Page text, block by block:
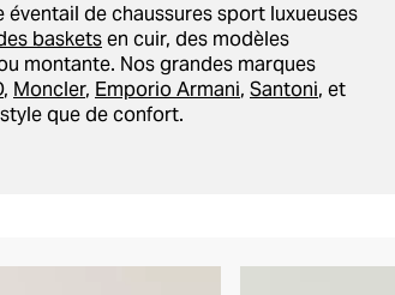
éventail de chaussures sport luxueuses
basketsen cuir, des modèles
montante. Nos grandes marques
, Moncler, Emporio Armani, Santoni, et
que de confort.